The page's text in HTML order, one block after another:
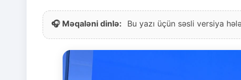
🎧 Məqaləni dinlə: Bu yazı üçün səsli versiya